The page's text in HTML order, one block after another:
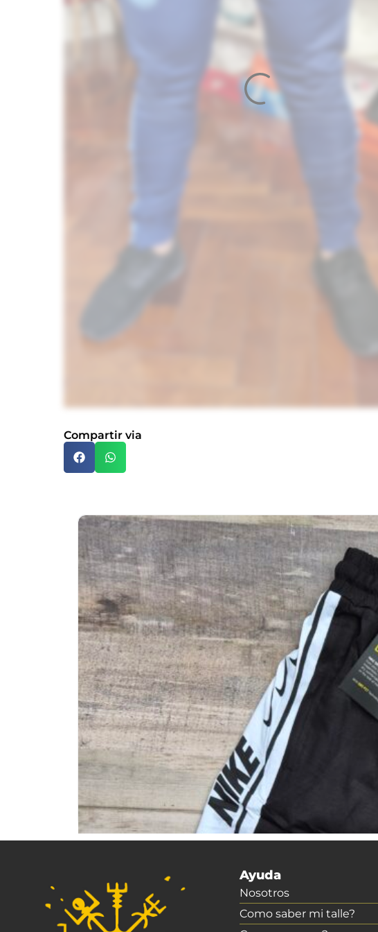
Compartir via
Ayuda
Nosotros
Como saber mi talle?